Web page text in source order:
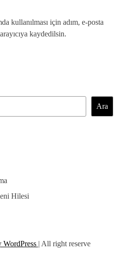
kullanılması için adım, e-posta
kaydedilsin.
Ara
Hilesi
WordPress | All right reserve